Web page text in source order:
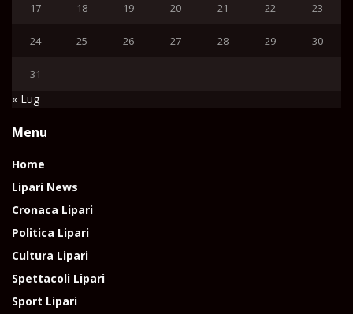
17 18 19 20 21 22 23
24 25 26 27 28 29 30
31
« Lug
Menu
Home
Lipari News
Cronaca Lipari
Politica Lipari
Cultura Lipari
Spettacoli Lipari
Sport Lipari